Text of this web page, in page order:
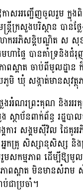
កាសអញ្ជើញចូលរួម ក្នុ
ន្រ្តីក្រសួងបរិស្ថាន បា
កអភិសន្តិបណ្ឌិត ស សុខ
មហាផ្ទៃ បានគាំទ្រនិងជំ
ាពស្អាត ចាប់ពីមូលដ្ឋាន
ឃុំ សង្កាត់មានសុវត្ថុ
លែងអំណរព្រះគុណ និងអ
ស្ថាប័នពាក់ព័ន្ធ រដ្ឋបា
ង្គការ សង្គមស៊ីវិល ដៃគូ
កគ្រូ សិស្សានុសិស្ស និង
កម្មភាព ដើម្បីឱ្យមូល
ភាពស្អាត មិនមានសំរា
ប់ជាប្រចាំ។